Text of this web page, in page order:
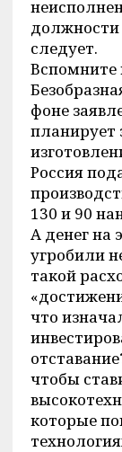
должности
следует.
Вспомните
фоне
планирует
Россия
130 и 90
А денег на
угробили
такой
что
чтобы
которые